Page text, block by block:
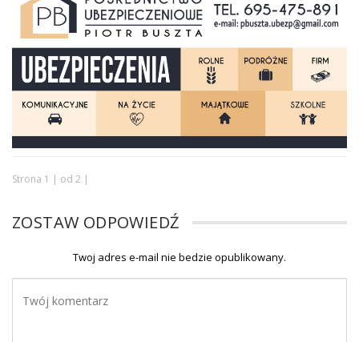
Strona 1 | od 2 |
ZOSTAW ODPOWIEDŹ
Twoj adres e-mail nie bedzie opublikowany.